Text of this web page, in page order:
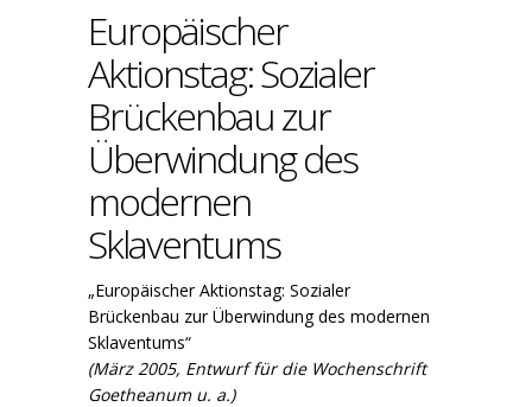
Europäischer
Aktionstag: Sozialer
Brückenbau zur
Überwindung des
modernen
Sklaventums
„Europäischer Aktionstag: Sozialer
Brückenbau zur Überwindung des modernen
Sklaventums“
(März 2005, Entwurf für die Wochenschrift
Goetheanum u. a.)